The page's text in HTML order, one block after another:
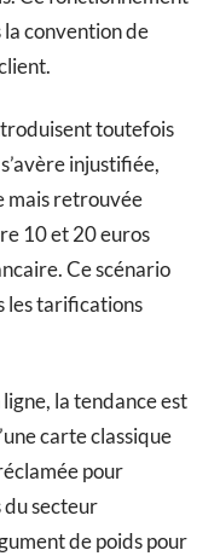
convention de
toutefois
injustifiée,
mais retrouvée
10 et 20 euros
Ce scénario
les tarifications
la tendance est
carte classique
pour
du secteur
de poids pour